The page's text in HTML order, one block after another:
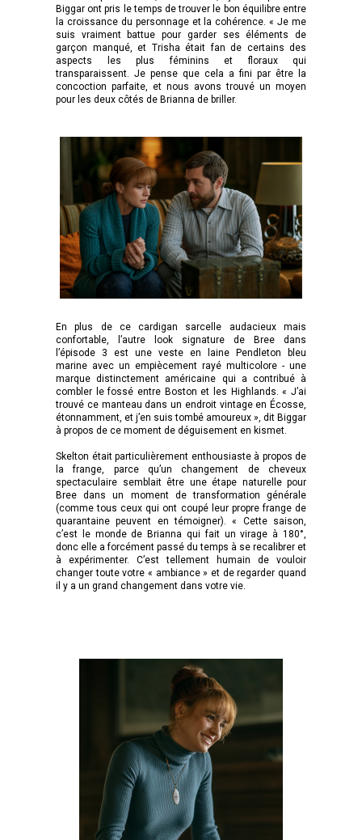
Biggar ont pris le temps de trouver le bon équilibre entre
la croissance du personnage et la cohérence. « Je me
suis vraiment battue pour garder ses éléments de
garçon manqué, et Trisha était fan de certains des
aspects les plus féminins et floraux qui
transparaissent. Je pense que cela a fini par être la
concoction parfaite, et nous avons trouvé un moyen
pour les deux côtés de Brianna de briller.
En plus de ce cardigan sarcelle audacieux mais
confortable, l’autre look signature de Bree dans
l’épisode 3 est une veste en laine Pendleton bleu
marine avec un empiècement rayé multicolore - une
marque distinctement américaine qui a contribué à
combler le fossé entre Boston et les Highlands. « J’ai
trouvé ce manteau dans un endroit vintage en Écosse,
étonnamment, et j’en suis tombé amoureux », dit Biggar
à propos de ce moment de déguisement en kismet.
Skelton était particulièrement enthousiaste à propos de
la frange, parce qu’un changement de cheveux
spectaculaire semblait être une étape naturelle pour
Bree dans un moment de transformation générale
(comme tous ceux qui ont coupé leur propre frange de
quarantaine peuvent en témoigner). « Cette saison,
c’est le monde de Brianna qui fait un virage à 180°,
donc elle a forcément passé du temps à se recalibrer et
à expérimenter. C’est tellement humain de vouloir
changer toute votre « ambiance » et de regarder quand
il y a un grand changement dans votre vie.